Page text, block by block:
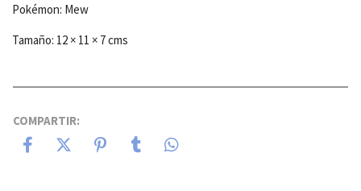
Pokémon: Mew
Tamaño: 12 × 11 × 7 cms
COMPARTIR: